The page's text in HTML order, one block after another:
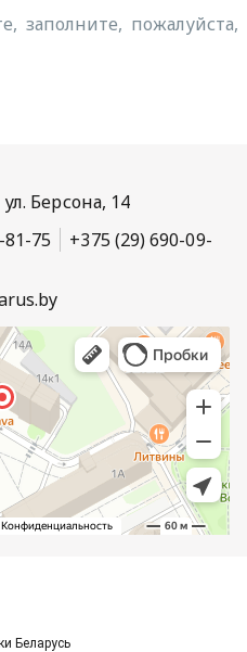
заполните, пожалуйста,
Берсона, 14
81-75
+375 (29) 690-09-
Беларусь